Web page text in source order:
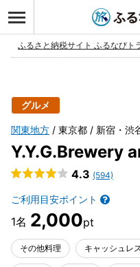
お気に入
ふるさと納税サイト ふるなびト
グルメ
関東地方 東京都 新宿・渋
Y.Y.G.Brewery
4.3 (594)
ご利用目安ポイント
2,000
その他料理 キャッシュレ